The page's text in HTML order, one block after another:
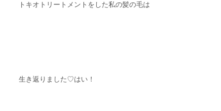
トキオトリートメントをした私の髪の毛は
生き返りました♡はい！